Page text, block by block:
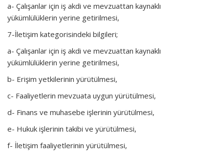
a- Çalışanlar için iş akdi ve mevzuattan kaynaklı
yükümlülüklerin yerine getirilmesi,
7-İletişim kategorisindeki bilgileri;
a- Çalışanlar için iş akdi ve mevzuattan kaynaklı
yükümlülüklerin yerine getirilmesi,
b- Erişim yetkilerinin yürütülmesi,
c- Faaliyetlerin mevzuata uygun yürütülmesi,
d- Finans ve muhasebe işlerinin yürütülmesi,
e- Hukuk işlerinin takibi ve yürütülmesi,
f- İletişim faaliyetlerinin yürütülmesi,